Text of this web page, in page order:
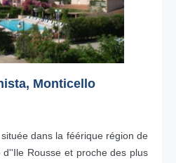
Monticello
située dans la féérique région de
d''Ile Rousse et proche des plus